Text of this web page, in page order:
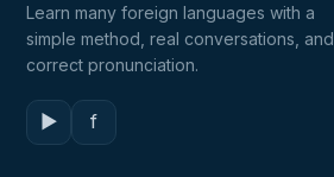
Learn many foreign languages with a
simple method, real conversations, and
correct pronunciation.
▶ f